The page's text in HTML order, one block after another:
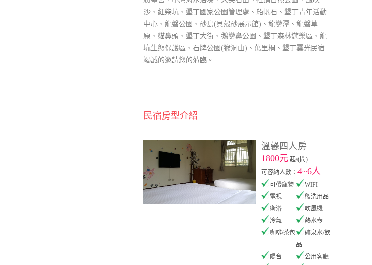
沙、紅柴坑、墾丁國家公園管理處、船帆石、墾丁青年活動
中心、龍磐公園、砂島(貝殼砂展示館)、龍鑾潭、龍磐草
原、貓鼻頭、墾丁大街、鵝鑾鼻公園、墾丁森林遊樂區、龍
坑生態保護區、石牌公園(猴洞山)、萬里桐、墾丁雲光民宿
竭誠的邀請您的蒞臨。
民宿房型介紹
溫馨四人房
1800元 起/(間)
可容納人數： 4~6人
可帶寵物
WIFI
電視
盥洗用品
衛浴
吹風機
冷氣
熱水壺
咖啡/茶包
礦泉水/飲
品
陽台
公用客廳